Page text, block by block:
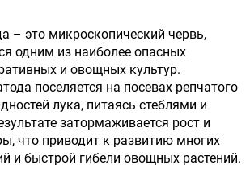
– это микроскопический червь,
одним из наиболее опасных
и овощных культур.
поселяется на посевах репчатого
лука, питаясь стеблями и
затормаживается рост и
что приводит к развитию многих
и быстрой гибели овощных растений.